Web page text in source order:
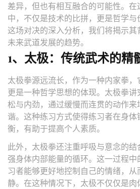
差异，但也有相互融合的可能性。
中，不仅是技术的比拼，更是哲学
这场对决的深入分析，我们将揭示
未来武道发展的趋势。
1、太极：传统武术的精
太极拳源远流长，作为一种内家拳，
更是一种哲学思想的体现。太极拳讲
松与内劲，通过缓慢而连贯的动作来
谐。这种练习方式使得练习者在身
衡，有助于提高个人素质。
此外，太极拳还注重呼吸与意念的
强身体内部能量的循环。这一过程
习者能够更好地控制自己的情绪，
静。在这种情况下，太极不仅仅是